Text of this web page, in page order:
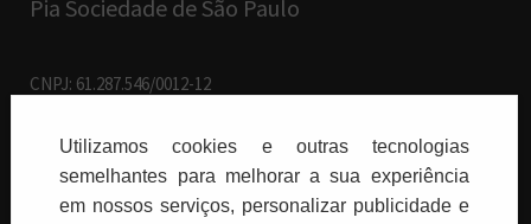
Pia Sociedade de São Paulo
CNPJ: 61.287.546/0012-12
Vila Mariana - São Paulo/SP
Paulus Editora pelo mundo:
Utilizamos cookies e outras tecnologias
semelhantes para melhorar a sua experiência
em nossos serviços, personalizar publicidade e